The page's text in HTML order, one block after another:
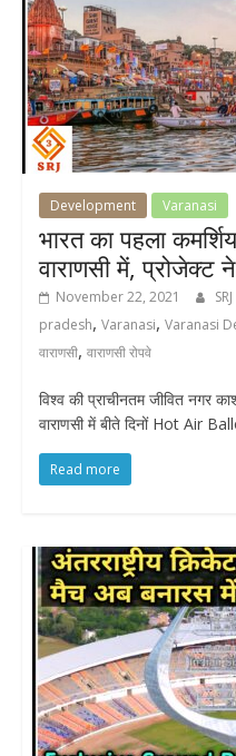
Development Varanasi
भारत का पहला
वाराणसी में, प्रोजेक्ट
November 22, 2021 SRJ
pradesh, Varanasi, Varanasi
वाराणसी, वाराणसी रोपवे
विश्व की प्राचीनतम जीवित नगर
वाराणसी में बीते दिनों Hot Air
Read more